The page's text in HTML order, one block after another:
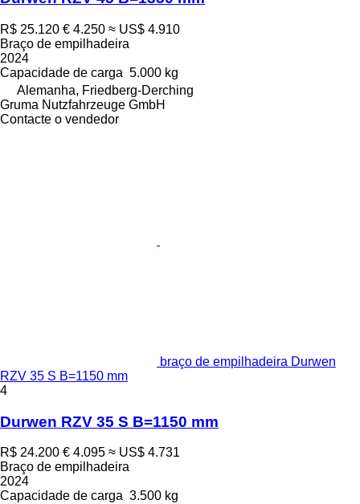
R$ 25.120 € 4.250 ≈ US$ 4.910
Braço de empilhadeira
2024
Capacidade de carga 5.000 kg
Alemanha, Friedberg-Derching
Gruma Nutzfahrzeuge GmbH
Contacte o vendedor
braço de empilhadeira Durwen
RZV 35 S B=1150 mm
4
Durwen RZV 35 S B=1150 mm
R$ 24.200 € 4.095 ≈ US$ 4.731
Braço de empilhadeira
2024
Capacidade de carga 3.500 kg